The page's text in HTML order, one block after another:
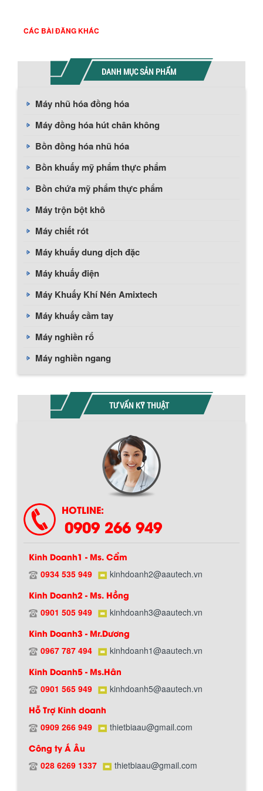
CÁC BÀI ĐĂNG KHÁC
DANH MỤC SẢN PHẨM
Máy nhũ hóa đồng hóa
Máy đồng hóa hút chân không
Bồn đồng hóa nhũ hóa
Bồn khuấy mỹ phẩm thực phẩm
Bồn chứa mỹ phẩm thực phẩm
Máy trộn bột khô
Máy chiết rót
Máy khuấy dung dịch đặc
Máy khuấy điện
Máy Khuấy Khí Nén Amixtech
Máy khuấy cầm tay
Máy nghiền rổ
Máy nghiền ngang
TƯ VẤN KỸ THUẬT
HOTLINE:
0909 266 949
Kinh Doanh1 - Ms. Cẩm
0934 535 949 kinhdoanh2@aautech.vn
Kinh Doanh2 - Ms. Hồng
0901 505 949 kinhdoanh3@aautech.vn
Kinh Doanh3 - Mr.Dương
0967 787 494 kinhdoanh1@aautech.vn
Kinh Doanh5 - Ms.Hân
0901 565 949 kinhdoanh5@aautech.vn
Hỗ Trợ Kinh doanh
0909 266 949 thietbiaau@gmail.com
Công ty Á Âu
028 6269 1337 thietbiaau@gmail.com
Chính sách giao hàng
BỒN CHỨA GIẢI NHIỆT SƠN, MỰC IN
tạo gồm 2 lớp inox và được dùng để
làm giảm nhiệt độ của nguyên...
MÁY TRỘN BỘT KHÔ 500KG
Máy trộn bột khô 500kg được thiết kế
Máy trộn bột khô 200kg được gia công